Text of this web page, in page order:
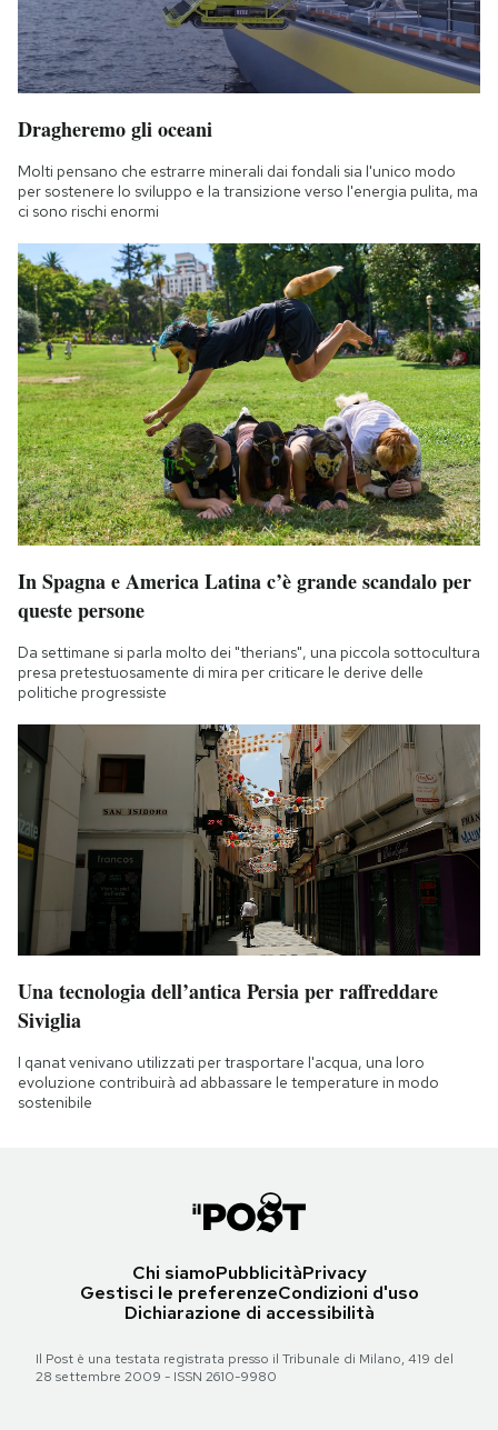
Hai bisogno di aiuto?
Esci
Dragheremo gli oceani
Molti pensano che estrarre minerali dai fondali sia l'unico modo
per sostenere lo sviluppo e la transizione verso l'energia pulita, ma
ci sono rischi enormi
In Spagna e America Latina c’è grande scandalo per
queste persone
Da settimane si parla molto dei "therians", una piccola sottocultura
presa pretestuosamente di mira per criticare le derive delle
politiche progressiste
Una tecnologia dell’antica Persia per raffreddare
Siviglia
I qanat venivano utilizzati per trasportare l'acqua, una loro
evoluzione contribuirà ad abbassare le temperature in modo
sostenibile
Chi siamoPubblicitàPrivacy
Gestisci le preferenzeCondizioni d'uso
Dichiarazione di accessibilità
Il Post è una testata registrata presso il Tribunale di Milano, 419 del
28 settembre 2009 - ISSN 2610-9980